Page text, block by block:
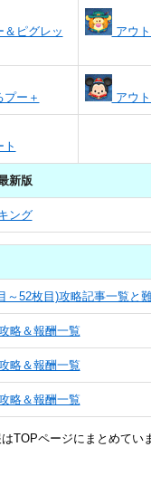
ピグレッ
アウ
ー＋ アウ
新版
ング
～52枚目)攻略記事一覧と
略＆報酬一覧
略＆報酬一覧
略＆報酬一覧
TOPページにまとめてい